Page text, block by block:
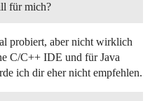
für mich?
probiert, aber nicht wirklich
C/C++ IDE und für Java
ich dir eher nicht empfehlen.